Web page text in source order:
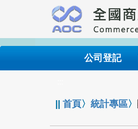
要
內
公司登記
||首頁〉統計專區〉